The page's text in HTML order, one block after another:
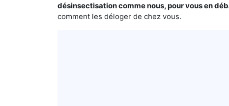
désinsectisation comme nous, pour vous en
comment les déloger de chez vous.